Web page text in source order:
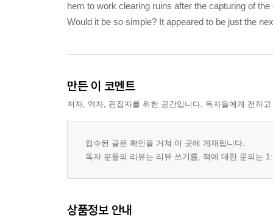
hem to work clearing ruins after the capturing of
Would it be so simple? It appeared to be just the
만든 이 코멘트
저자, 역자, 편집자를 위한 공간입니다. 독자들에게 전하
접수된 글은 확인을 거쳐 이 곳에 게재됩니다.
독자 분들의 리뷰는 리뷰 쓰기를, 책에 대한 문의는
상품정보 안내